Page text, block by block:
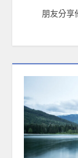
朋友分享